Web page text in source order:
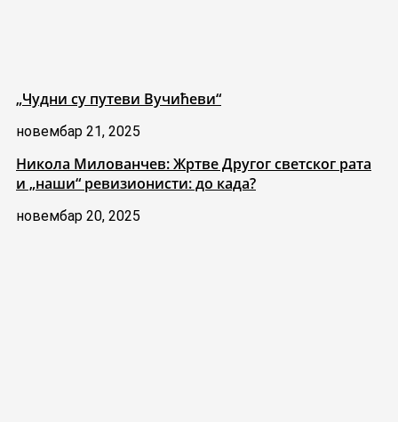
„Чудни су путеви Вучићеви“
новембар 21, 2025
Никола Милованчев: Жртве Другог светског рата
и „наши“ ревизионисти: до када?
новембар 20, 2025